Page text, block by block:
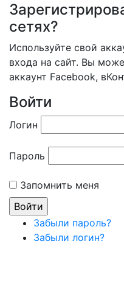
сетях?
Используйте свой
входа на сайт. Вы
аккаунт Facebook,
Войти
Логин
Пароль
Запомнить меня
Забыли пароль?
Забыли логин?